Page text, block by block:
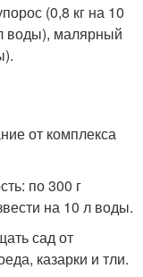
(0,8 кг на 10
воды), малярный
от комплекса
по 300 г
на 10 л воды.
сад от
казарки и тли.